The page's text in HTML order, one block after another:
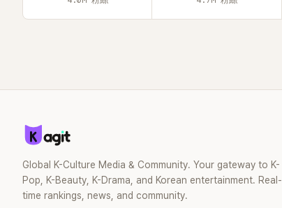
Global K-Culture Media & Community. Your gateway to K-
Pop, K-Beauty, K-Drama, and Korean entertainment. Real-
time rankings, news, and community.